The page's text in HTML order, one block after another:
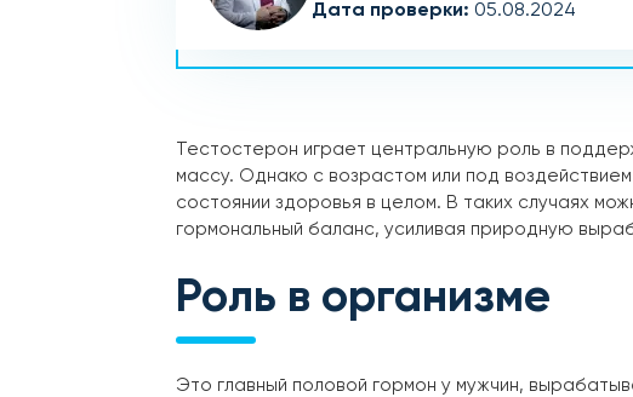
Дата проверки: 05.08.2024
Тестостерон играет центральную роль в
массу. Однако с возрастом или под
состоянии здоровья в целом. В таких случаях
гормональный баланс, усиливая природную
Роль в организме
Это главный половой гормон у мужчин,